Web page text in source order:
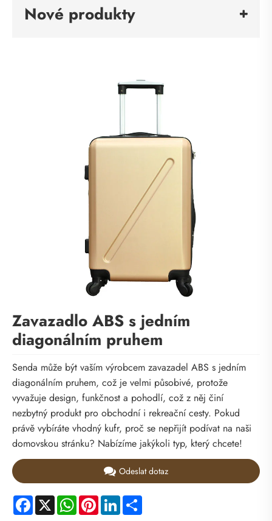
Nové produkty
Zavazadlo ABS s jedním
diagonálním pruhem
Senda může být vaším výrobcem zavazadel ABS s jedním
diagonálním pruhem, což je velmi působivé, protože
vyvažuje design, funkčnost a pohodlí, což z něj činí
nezbytný produkt pro obchodní i rekreační cesty. Pokud
právě vybíráte vhodný kufr, proč se nepřijít podívat na naši
domovskou stránku? Nabízíme jakýkoli typ, který chcete!
Odeslat dotaz
Facebook
X WhatsApp
PinterestLinkedIn